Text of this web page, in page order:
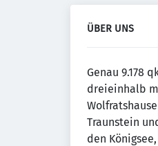
ÜBER UNS
Genau 9.178
dreieinhalb
Traunstein
den